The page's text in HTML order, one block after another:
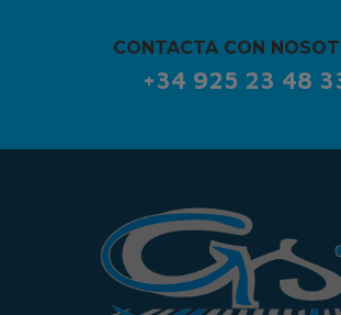
CONTACTA CON
+34 925 23 48